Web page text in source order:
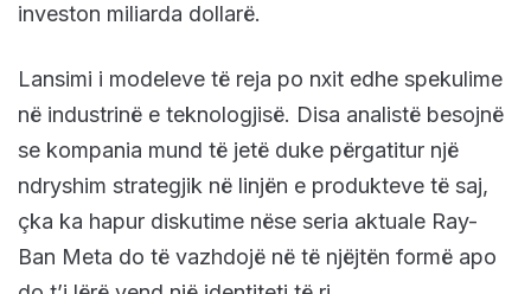
investon miliarda dollarë.
Lansimi i modeleve të reja po nxit edhe spekulime
në industrinë e teknologjisë. Disa analistë besojnë
se kompania mund të jetë duke përgatitur një
ndryshim strategjik në linjën e produkteve të saj,
çka ka hapur diskutime nëse seria aktuale Ray-
Ban Meta do të vazhdojë në të njëjtën formë apo